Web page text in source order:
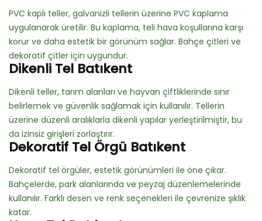
PVC kaplı teller, galvanizli tellerin üzerine PVC kaplama
uygulanarak üretilir. Bu kaplama, teli hava koşullarına karşı
korur ve daha estetik bir görünüm sağlar. Bahçe çitleri ve
dekoratif çitler için uygundur.
Dikenli Tel Batıkent
Dikenli teller, tarım alanları ve hayvan çiftliklerinde sınır
belirlemek ve güvenlik sağlamak için kullanılır. Tellerin
üzerine düzenli aralıklarla dikenli yapılar yerleştirilmiştir, bu
da izinsiz girişleri zorlaştırır.
Dekoratif Tel Örgü Batıkent
Dekoratif tel örgüler, estetik görünümleri ile öne çıkar.
Bahçelerde, park alanlarında ve peyzaj düzenlemelerinde
kullanılır. Farklı desen ve renk seçenekleri ile çevrenize şıklık
katar.